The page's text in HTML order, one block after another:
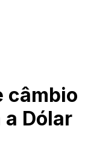
câmbio
a Dólar